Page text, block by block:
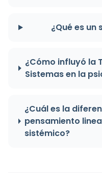
¿Qué es
¿Cómo influyó la
Sistemas en la
¿Cuál es la
pensamiento
sistémico?